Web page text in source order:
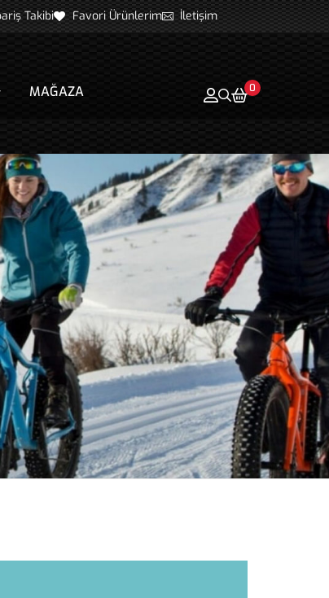
Takibi Favori Ürünlerim İletişim
MAĞAZA 0